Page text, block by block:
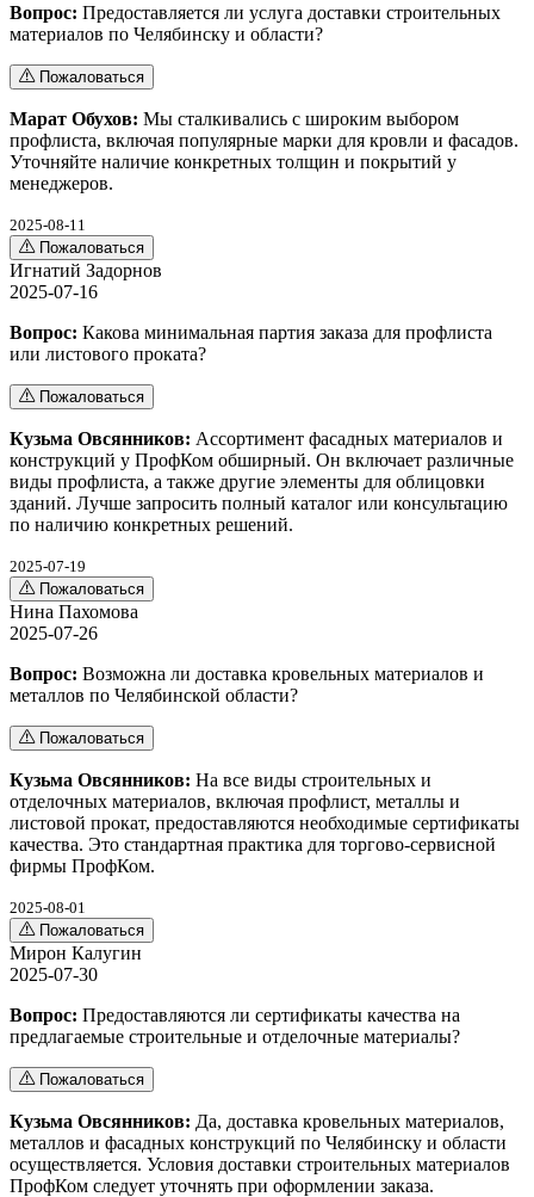
Вопрос: Предоставляется ли услуга доставки строительных
материалов по Челябинску и области?
Пожаловаться
Марат Обухов: Мы сталкивались с широким выбором
профлиста, включая популярные марки для кровли и фасадов.
Уточняйте наличие конкретных толщин и покрытий у
менеджеров.
2025-08-11
Пожаловаться
Игнатий Задорнов
2025-07-16
Вопрос: Какова минимальная партия заказа для профлиста
или листового проката?
Пожаловаться
Кузьма Овсянников: Ассортимент фасадных материалов и
конструкций у ПрофКом обширный. Он включает различные
виды профлиста, а также другие элементы для облицовки
зданий. Лучше запросить полный каталог или консультацию
по наличию конкретных решений.
2025-07-19
Пожаловаться
Нина Пахомова
2025-07-26
Вопрос: Возможна ли доставка кровельных материалов и
металлов по Челябинской области?
Пожаловаться
Кузьма Овсянников: На все виды строительных и
отделочных материалов, включая профлист, металлы и
листовой прокат, предоставляются необходимые сертификаты
качества. Это стандартная практика для торгово-сервисной
фирмы ПрофКом.
2025-08-01
Пожаловаться
Мирон Калугин
2025-07-30
Вопрос: Предоставляются ли сертификаты качества на
предлагаемые строительные и отделочные материалы?
Пожаловаться
Кузьма Овсянников: Да, доставка кровельных материалов,
металлов и фасадных конструкций по Челябинску и области
осуществляется. Условия доставки строительных материалов
ПрофКом следует уточнять при оформлении заказа.